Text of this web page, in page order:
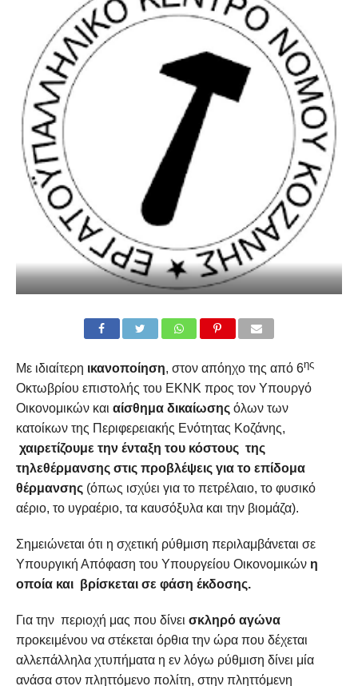
Με ιδιαίτερη ικανοποίηση, στον απόηχο της από 6ης
Οκτωβρίου επιστολής του ΕΚΝΚ προς τον Υπουργό
Οικονομικών και αίσθημα δικαίωσηςόλων των
κατοίκων της Περιφερειακής Ενότητας Κοζάνης,
χαιρετίζουμε την ένταξη του κόστους της
τηλεθέρμανσης στις προβλέψεις για το επίδομα
θέρμανσης(όπως ισχύει για το πετρέλαιο, το φυσικό
αέριο, το υγραέριο, τα καυσόξυλα και την βιομάζα).
Σημειώνεται ότι η σχετική ρύθμιση περιλαμβάνεται σε
Υπουργική Απόφαση του Υπουργείου Οικονομικών η
οποία και βρίσκεται σε φάση έκδοσης.
Για την περιοχή μας που δίνει σκληρό αγώνα
προκειμένου να στέκεται όρθια την ώρα που δέχεται
αλλεπάλληλα χτυπήματα η εν λόγω ρύθμιση δίνει μία
ανάσα στον πληττόμενο πολίτη, στην πληττόμενη